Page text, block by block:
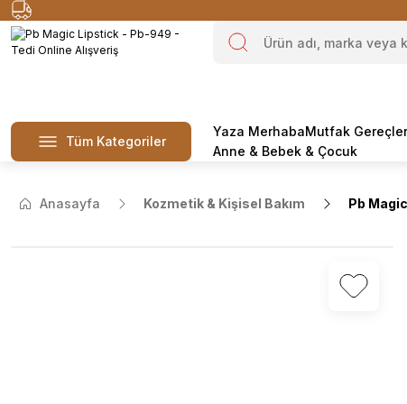
Tüm Kategoriler
Yaza MerhabaMutfak
Anne & Bebek & Çocuk
Anasayfa Kozmetik & Kişisel Bakım Pb